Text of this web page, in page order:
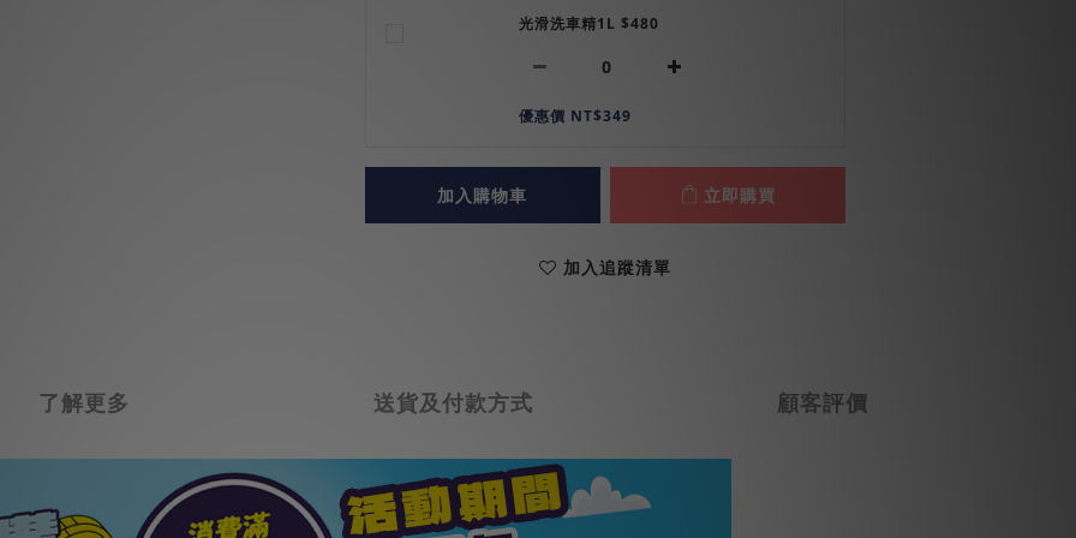
光滑洗車精1L $480
優惠價 NT$349
加入購物車 立即購買
加入追蹤清單
了解更多 送貨及付款方式 顧客評價